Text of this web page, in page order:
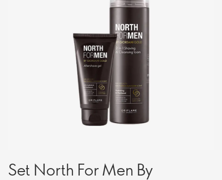
Set North For Men By